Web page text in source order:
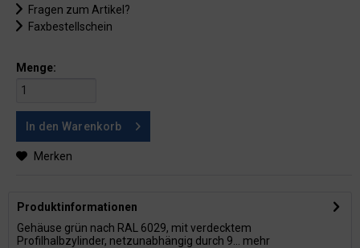
Fragen zum Artikel?
Faxbestellschein
Menge:
In den Warenkorb
Merken
Produktinformationen
Gehäuse grün nach RAL 6029, mit verdecktem
Profilhalbzylinder, netzunabhängig durch 9...
mehr